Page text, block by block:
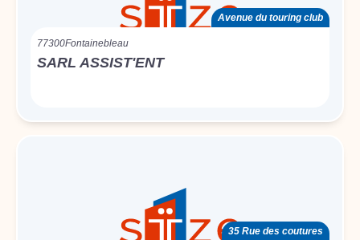
Avenue du touring club
77300Fontainebleau
SARL ASSIST'ENT
35 Rue des coutures